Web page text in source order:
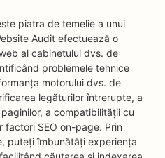
piatra de temelie a unui
Audit efectuează o
al cabinetului dvs. de
problemele tehnice
motorului dvs. de
legăturilor întrerupte, a
a compatibilității cu
factori SEO on-page. Prin
puteți îmbunătăți experiența